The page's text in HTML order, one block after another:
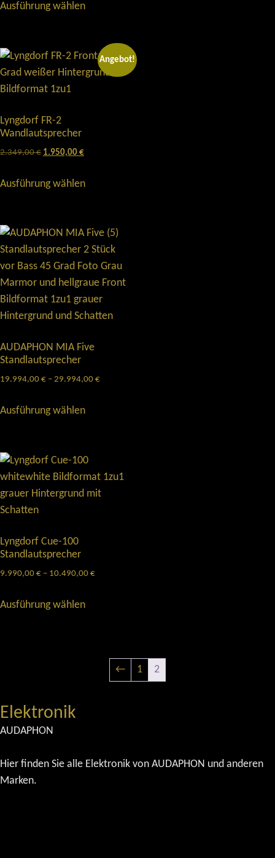
Ausführung wählen
Angebot!
Lyngdorf FR-2
Wandlautsprecher
2.349,00€ 1.950,00€
Ausführung wählen
AUDAPHON MIA Five
Standlautsprecher
19.994,00€ –29.994,00€
Ausführung wählen
Lyngdorf Cue-100
Standlautsprecher
9.990,00€ – 10.490,00€
Ausführung wählen
← 1 2
Elektronik
AUDAPHON
Hier finden Sie alle Elektronik von AUDAPHON und anderen
Marken.